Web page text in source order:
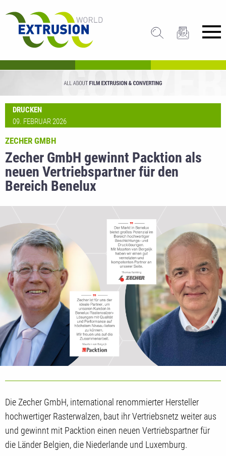
DRUCKEN
09. FEBRUAR 2026
Zecher GmbH gewinnt Packtion als
neuen Vertriebspartner für den
Bereich Benelux
ZECHER GMBH
Die Zecher GmbH, international renommierter Hersteller
hochwertiger Rasterwalzen, baut ihr Vertriebsnetz weiter aus
und gewinnt mit Packtion einen neuen Vertriebspartner für
die Länder Belgien, die Niederlande und Luxemburg.